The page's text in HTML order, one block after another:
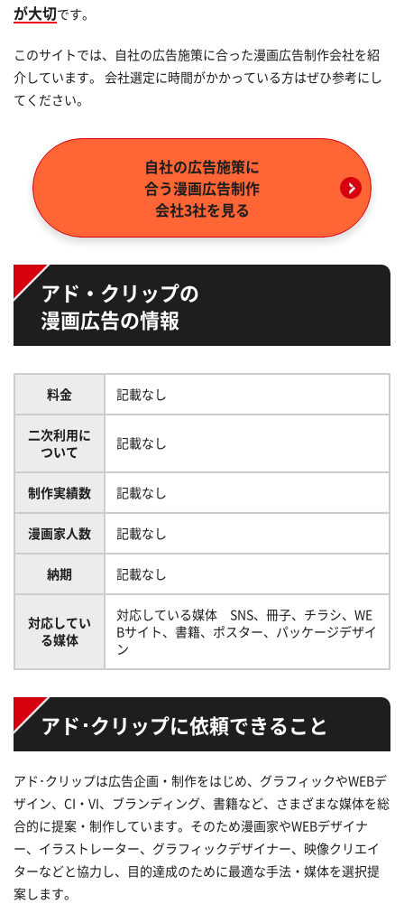
が大切です。
このサイトでは、自社の広告施策に合った漫画広告制作会社を紹
介しています。 会社選定に時間がかかっている方はぜひ参考にし
てください。
自社の広告施策に
合う漫画広告制作
会社3社を見る
アド・クリップの
漫画広告の情報
料金 記載なし
二次利用に
ついて
記載なし
制作実績数 記載なし
漫画家人数 記載なし
納期 記載なし
対応してい
る媒体
対応している媒体 SNS、冊子、チラシ、WE
Bサイト、書籍、ポスター、パッケージデザイ
ン
アド･クリップに依頼できること
アド･クリップは広告企画・制作をはじめ、グラフィックやWEBデ
ザイン、CI・VI、ブランディング、書籍など、さまざまな媒体を総
合的に提案・制作しています。そのため漫画家やWEBデザイナ
ー、イラストレーター、グラフィックデザイナー、映像クリエイ
ターなどと協力し、目的達成のために最適な手法・媒体を選択提
案します。